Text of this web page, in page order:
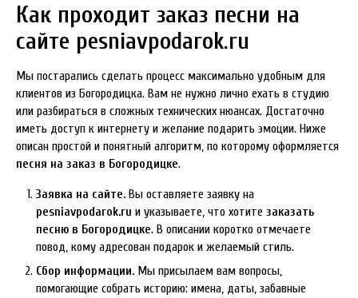
Как проходит заказ песни на
сайте pesniavpodarok.ru
Мы постарались сделать процесс максимально удобным для
клиентов из Богородицка. Вам не нужно лично ехать в студию
или разбираться в сложных технических нюансах. Достаточно
иметь доступ к интернету и желание подарить эмоции. Ниже
описан простой и понятный алгоритм, по которому оформляется
песня на заказ в Богородицке.
Заявка на сайте. Вы оставляете заявку на
pesniavpodarok.ru и указываете, что хотите заказать
песню в Богородицке. В описании коротко отмечаете
повод, кому адресован подарок и желаемый стиль.
Сбор информации. Мы присылаем вам вопросы,
помогающие собрать историю: имена, даты, забавные